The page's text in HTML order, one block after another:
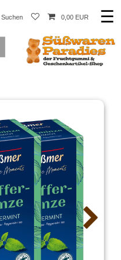
Suchen 0,00 EUR ☰